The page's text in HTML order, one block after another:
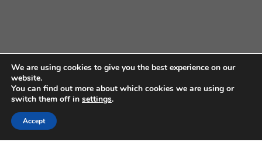
We are using cookies to give you the best experience on our
website.
You can find out more about which cookies we are using or
switch them off in settings.
Accept